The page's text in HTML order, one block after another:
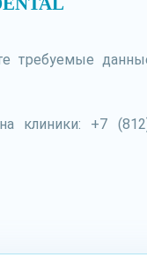
требуемые
клиники: +7